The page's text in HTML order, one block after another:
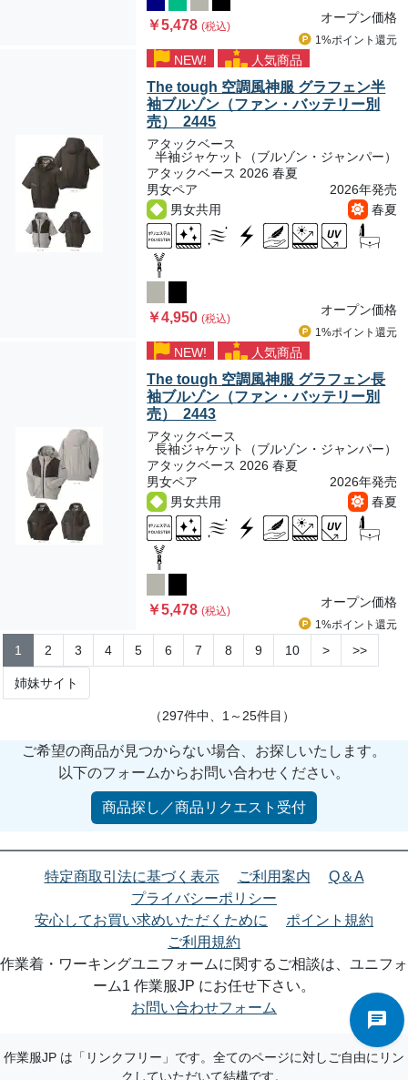
￥5,478(税込)
オープン価格
1%ポイント 還元
NEW! 人気商品
The tough 空調風神服 グラフェン半
袖ブルゾン（ファン・バッテリー別
売） 2445
アタックベース
半袖ジャケット（ブルゾン・ジャンパー）
アタックベース 2026 春夏
男女ペア
2026年発売
男女共用
春夏
￥4,950(税込)
オープン価格
1%ポイント 還元
NEW! 人気商品
The tough 空調風神服 グラフェン長
袖ブルゾン（ファン・バッテリー別
売） 2443
アタックベース
長袖ジャケット（ブルゾン・ジャンパー）
アタックベース 2026 春夏
男女ペア
2026年発売
男女共用
春夏
￥5,478(税込)
オープン価格
1%ポイント 還元
1 2 3 4 5 6 7 8 9 10 > >>
姉妹サイト
（297件中、1～25件目）
ご希望の商品が見つからない場合、お探しいたします。
以下のフォームからお問い合わせください。
商品探し／商品リクエスト受付
特定商取引法に基づく表示 ご利用案内
Q＆A
プライバシーポリシー
安心してお買い求めいただくために
ポイント規約
ご利用規約
作業着・ワーキングユニフォームに関するご相談は、ユニフォ
ーム1 作業服JP にお任せ下さい。
お問い合わせフォーム
作業服JP は「リンクフリー」です。全てのページに対しご自由にリン
クしていただいて結構です。